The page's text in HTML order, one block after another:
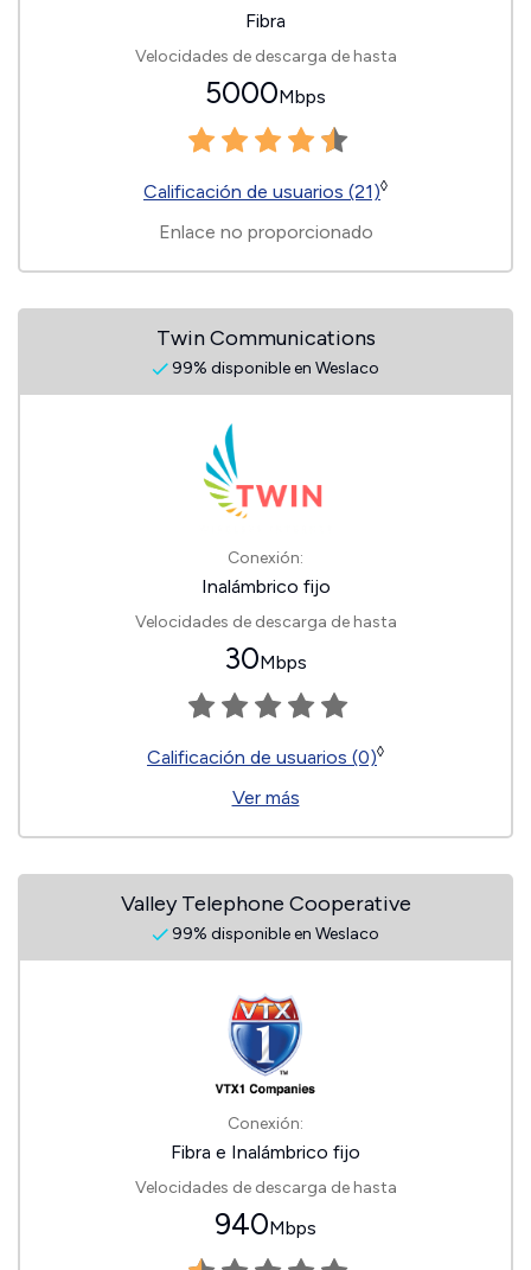
Fibra
Velocidades de descarga de hasta
5000Mbps
Calificación de usuarios (21)◊
Enlace no proporcionado
Twin Communications
99% disponible en Weslaco
Conexión:
Inalámbrico fijo
Velocidades de descarga de hasta
30Mbps
Calificación de usuarios (0)◊
Ver más
Valley Telephone Cooperative
99% disponible en Weslaco
Conexión:
Fibra e Inalámbrico fijo
Velocidades de descarga de hasta
940Mbps